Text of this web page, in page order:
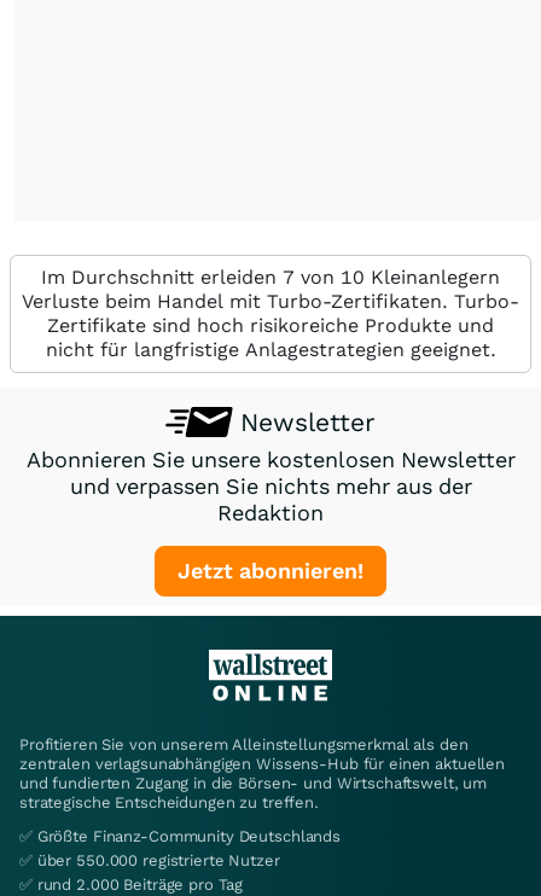
Im Durchschnitt erleiden 7 von 10 Kleinanlegern
Verluste beim Handel mit Turbo-Zertifikaten. Turbo-
Zertifikate sind hoch risikoreiche Produkte und
nicht für langfristige Anlagestrategien geeignet.
Newsletter
Abonnieren Sie unsere kostenlosen Newsletter
und verpassen Sie nichts mehr aus der
Redaktion
Jetzt abonnieren!
Profitieren Sie von unserem Alleinstellungsmerkmal als den
zentralen verlagsunabhängigen Wissens-Hub für einen aktuellen
und fundierten Zugang in die Börsen- und Wirtschaftswelt, um
strategische Entscheidungen zu treffen.
✅ Größte Finanz-Community Deutschlands
✅ über 550.000 registrierte Nutzer
✅ rund 2.000 Beiträge pro Tag